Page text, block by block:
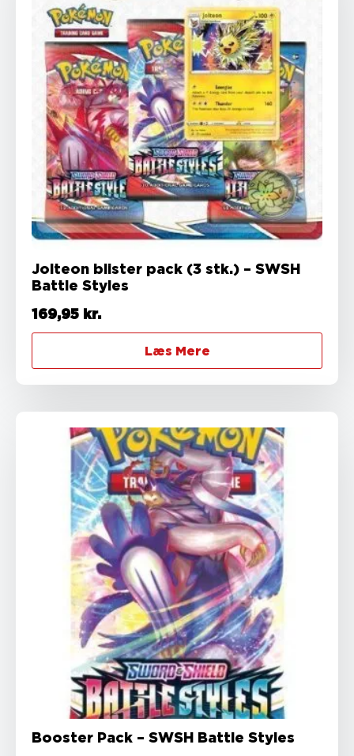
Jolteon blister pack (3 stk.) – SWSH
Battle Styles
169,95 kr.
Læs Mere
Booster Pack – SWSH Battle Styles